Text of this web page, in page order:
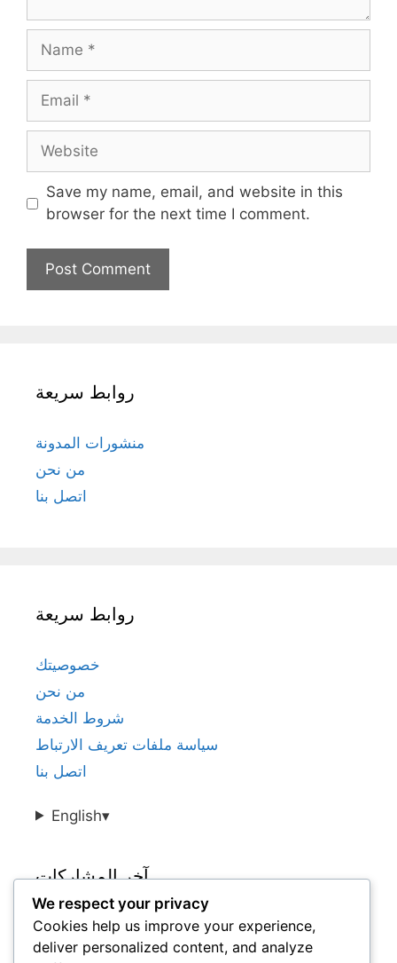
Name
Email
Website
Save my name, email, and website in this
browser for the next time I comment.
روابط سريعة
منشورات المدونة
من نحن
اتصل بنا
روابط سريعة
خصوصيتك
من نحن
شروط الخدمة
سياسة ملفات تعريف الارتباط
اتصل بنا
English▾
آخر المشاركات
مقاييس أداء لاعبي كرة القدم التشيكيين في
الدوريات المحلية
We respect your privacy
Cookies help us improve your experience,
deliver personalized content, and analyze